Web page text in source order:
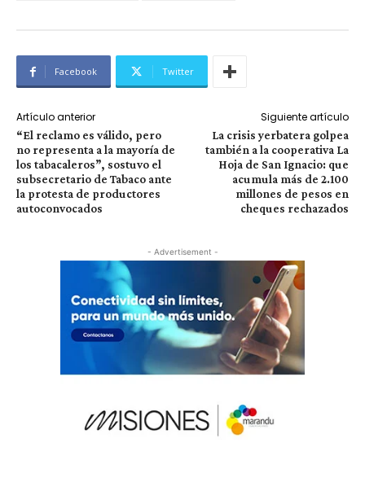
Facebook Twitter
Artículo anterior
“El reclamo es válido, pero
no representa a la mayoría de
los tabacaleros”, sostuvo el
subsecretario de Tabaco ante
la protesta de productores
autoconvocados
Siguiente artículo
La crisis yerbatera golpea
también a la cooperativa La
Hoja de San Ignacio: que
acumula más de 2.100
millones de pesos en
cheques rechazados
- Advertisement -